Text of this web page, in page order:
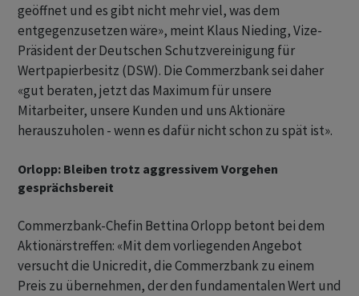
geöffnet und es gibt nicht mehr viel, was dem
entgegenzusetzen wäre», meint Klaus Nieding, Vize-
Präsident der Deutschen Schutzvereinigung für
Wertpapierbesitz (DSW). Die Commerzbank sei daher
«gut beraten, jetzt das Maximum für unsere
Mitarbeiter, unsere Kunden und uns Aktionäre
herauszuholen - wenn es dafür nicht schon zu spät ist».
Orlopp: Bleiben trotz aggressivem Vorgehen
gesprächsbereit
Commerzbank-Chefin Bettina Orlopp betont bei dem
Aktionärstreffen: «Mit dem vorliegenden Angebot
versucht die Unicredit, die Commerzbank zu einem
Preis zu übernehmen, der den fundamentalen Wert und